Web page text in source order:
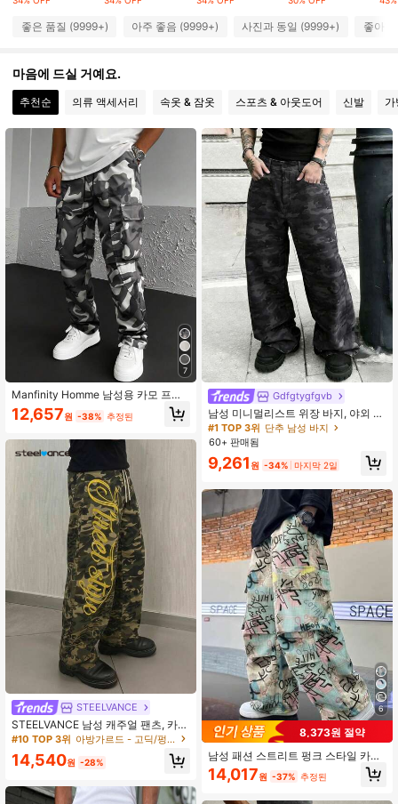
4.86 669K 팔로워
4.86 669K 팔로워
4.86 669K 팔로워
4.86 669K 팔로워
4.86 669K 팔로워
좋은 품질 (9999+) 아주 좋음 (9999+) 사진과 동일 (9999+) 좋아
마음에 드실 거예요.
추천순 의류 액세서리 속옷 & 잠옷 스포츠 & 아웃도어 신발
7
Manfinity Homme 남성용 카모 프린
트 플랩 포켓 사이드 드로스트링 허리
루즈 카고 카모 바지, 가을
12,657원 -38% 추정된
STEELVANCE
STEELVANCE 남성 캐주얼 팬츠, 카무
플라주 프린트, 젊은 남성을 위한 다용
#10 TOP 3위
아방가르드 - 고딕/펑크 남성 바지
재고 1개 남음
#10 TOP 3위
아방가르드 - 고딕/펑크 남성 바지
재고 1개 남음
#10 TOP 3위
아방가르드 - 고딕/펑크 남성 바지
재고 1개 남음
#10 TOP 3위
아방가르드 - 고딕/펑크 남성 바지
재고 1개 남음
14,540원 -28%
Gdfgtygfgvb
남성 미니멀리스트 위장 바지, 야외 착
용을 위한 세련된 캐주얼 스트레이트
레그 바지
#1 TOP 3위 단추 남성 바지
60+ 판매됨
9,261 원 -34% 마지막 2일
6
8,373원 절약
남성 패션 스트리트 펑크 스타일 카모
플라주 프린트 스웨트팬츠, 필수 아이
템, 개성 있는 루즈핏 스트리트 스타일
14,017원 -37% 추정된